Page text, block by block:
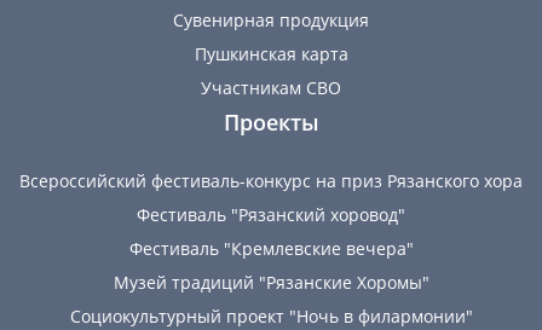
Сувенирная продукция
Пушкинская карта
Участникам СВО
Проекты
Всероссийский фестиваль-конкурс на приз Рязанского хора
Фестиваль "Рязанский хоровод"
Фестиваль "Кремлевские вечера"
Музей традиций "Рязанские Хоромы"
Социокультурный проект "Ночь в филармонии"